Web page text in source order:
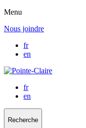
Menu
Nous joindre
fr
en
fr
en
Recherche